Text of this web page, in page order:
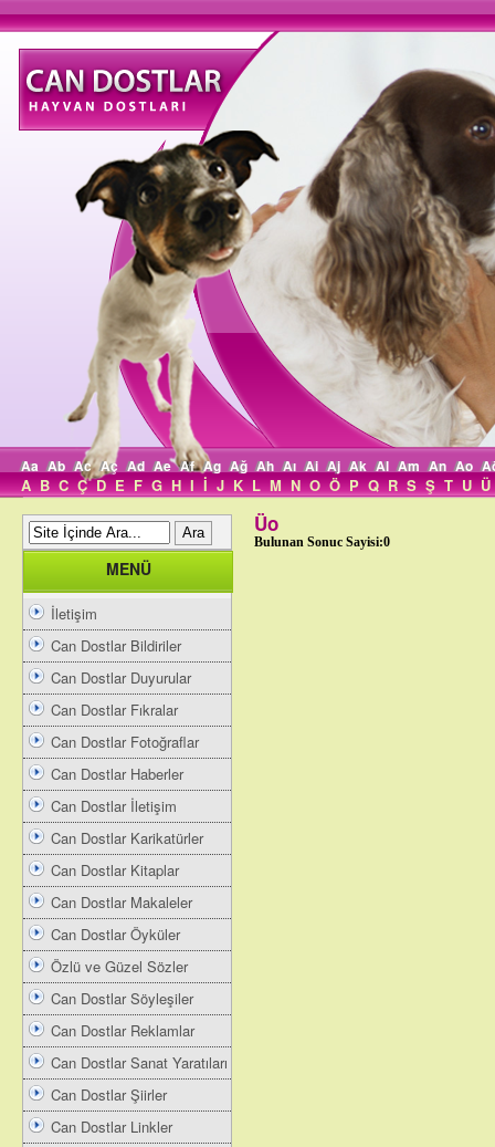
Aa Ab Ac Aç Ad Ae Af Ag Ağ Ah Aı Ai Aj Ak Al Am An Ao
A B C Ç D E F G H I İ J K L M N O Ö P Q R S Ş T U Ü
MENÜ
İletişim
Can Dostlar Bildiriler
Can Dostlar Duyurular
Can Dostlar Fıkralar
Can Dostlar Fotoğraflar
Can Dostlar Haberler
Can Dostlar İletişim
Can Dostlar Karikatürler
Can Dostlar Kitaplar
Can Dostlar Makaleler
Can Dostlar Öyküler
Özlü ve Güzel Sözler
Can Dostlar Söyleşiler
Can Dostlar Reklamlar
Can Dostlar Sanat Yaratıları
Can Dostlar Şiirler
Can Dostlar Linkler
Üo
Bulunan Sonuc Sayisi:0